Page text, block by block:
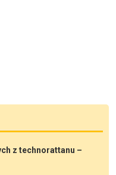
z technorattanu –